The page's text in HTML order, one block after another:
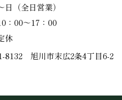
日（全日営業）
：00～17：00
休
8132 旭川市末広2条4丁目6-2